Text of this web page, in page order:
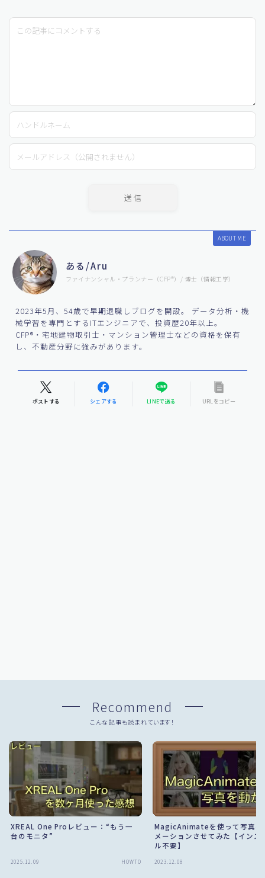
ABOUT ME
ある/Aru
ファイナンシャル・プランナー（CFP®）/ 博士（情報工学）
2023年5月、54歳で早期退職しブログを開設。 データ分析・機
械学習を専門とするITエンジニアで、投資歴20年以上。
CFP®・宅地建物取引士・マンション管理士などの資格を保有
し、不動産分野に強みがあります。
ポストする シェアする LINEで送る URLをコピー
Recommend
こんな記事も読まれています！
XREAL One Proレビュー：“もう一
台のモニタ”
2025.12.09 HOWTO
MagicAnimateを使って写真を
メーションさせてみた【インス
ル不要】
2023.12.08